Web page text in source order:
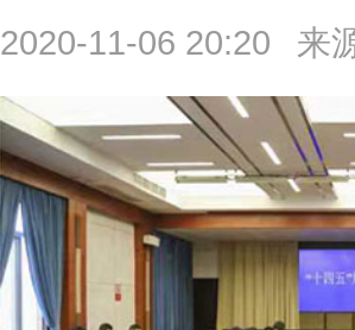
2020-11-06 20:20 来